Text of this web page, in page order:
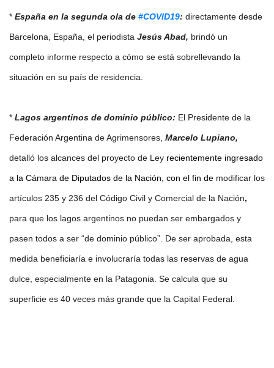
* España en la segunda ola de #COVID19: directamente desde
Barcelona, España, el periodista Jesús Abad, brindó un
completo informe respecto a cómo se está sobrellevando la
situación en su país de residencia.
* Lagos argentinos de dominio público: El Presidente de la
Federación Argentina de Agrimensores, Marcelo Lupiano,
detalló los alcances del proyecto de Ley recientemente ingresado
a la Cámara de Diputados de la Nación, con el fin de modificar los
artículos 235 y 236 del Código Civil y Comercial de la Nación,
para que los lagos argentinos no puedan ser embargados y
pasen todos a ser “de dominio público”. De ser aprobada, esta
medida beneficiaría e involucraría todas las reservas de agua
dulce, especialmente en la Patagonia. Se calcula que su
superficie es 40 veces más grande que la Capital Federal.